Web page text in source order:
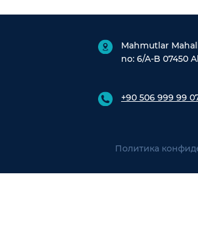
Mahmutlar
no: 6/A-B 07450
+90 506 999 99
Политика